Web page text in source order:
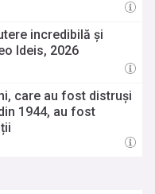
incredibilă și
Ideis, 2026
care au fost distruşi
1944, au fost